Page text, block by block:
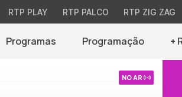
RTP PLAY RTP PALCO RTP ZIG ZAG
Programas Programação +
NO AR